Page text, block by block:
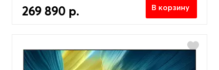
269 890 р. В корзину